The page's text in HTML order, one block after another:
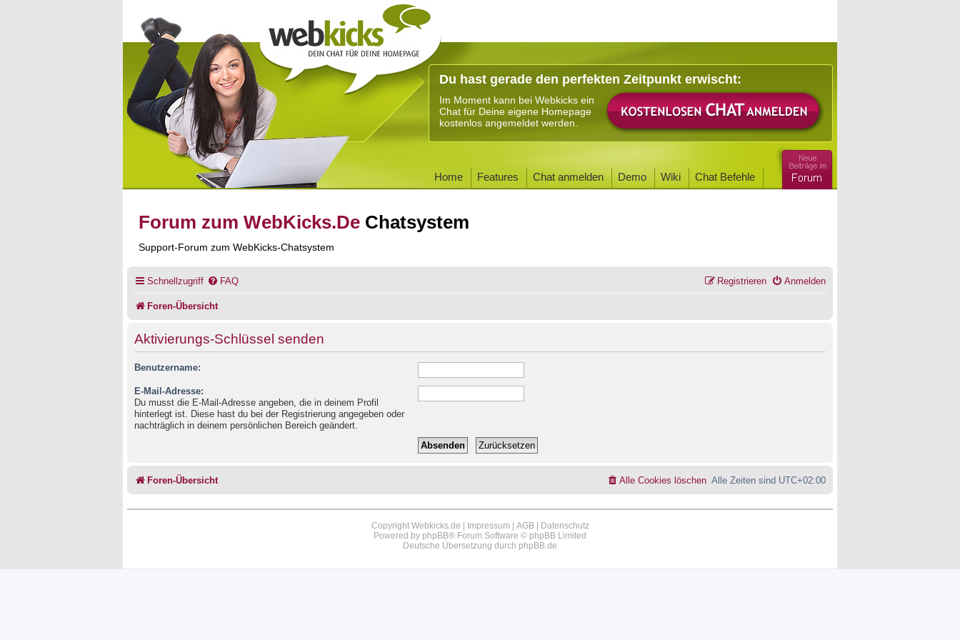
Du hast gerade den perfekten Zeitpunkt erwischt:
Im Moment kann bei Webkicks ein
Chat für Deine eigene Homepage
kostenlos angemeldet werden.
Home Features Chat anmelden Demo Wiki Chat Befehle
Forum zum WebKicks.De Chatsystem
Support-Forum zum WebKicks-Chatsystem
Schnellzugriff FAQ Anmelden
Registrieren
Foren-Übersicht
Aktivierungs-Schlüssel senden
Benutzername:
E-Mail-Adresse:
Du musst die E-Mail-Adresse angeben, die in deinem Profil
hinterlegt ist. Diese hast du bei der Registrierung angegeben oder
nachträglich in deinem persönlichen Bereich geändert.
Foren-Übersicht Alle Zeiten sind UTC+02:00
Alle Cookies löschen
Copyright Webkicks.de | Impressum | AGB| Datenschutz
Powered by phpBB® Forum Software © phpBB Limited
Deutsche Übersetzung durch phpBB.de